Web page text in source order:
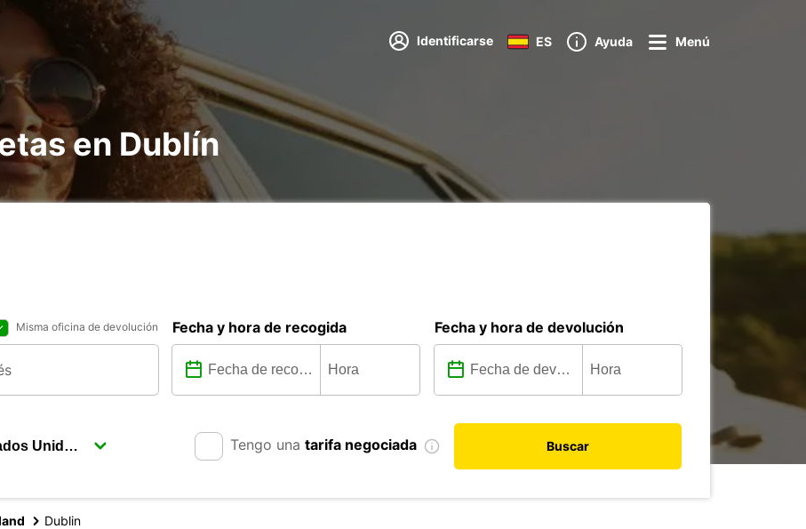
Identificarse ES Ayuda Menú
en Dublín
Misma oficina de devolución Fecha y hora de recogida Fecha y hora de devolución
Tengo una tarifa negociada Buscar
Dublin